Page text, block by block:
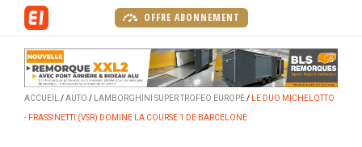
OFFRE ABONNEMENT
ACCUEIL AUTO LAMBORGHINI SUPER TROFEO EUROPE LE DUO MICHELOTTO
- FRASSINETTI (VSR) DOMINE LA COURSE 1 DE BARCELONE